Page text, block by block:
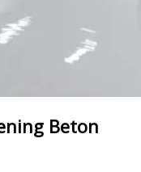
Beton